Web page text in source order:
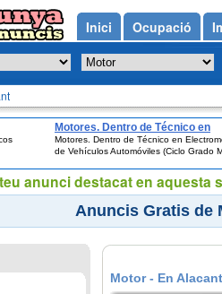
Motores. Dentro de Técnico en
Electromecánica de Vehículos
Automóviles (Ciclo Grado
Motores. Dentro de Técnico en
de Vehículos Automóviles (Ciclo Grado
Anuncis Gratis de
Motor - En
Inici Ocupació
anunci destacat en aquesta